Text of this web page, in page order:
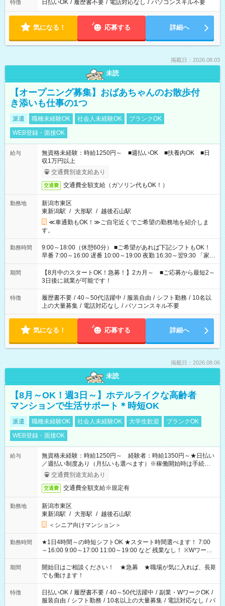
特徴 日払いOK / 履歴書不要 / 電話対応なし / パソコンスキル不要
気になる！ 応募する 詳細へ
掲載日：2026.08.03
未読
【オープニング募集】おばあちゃんのお散歩付
き添いも仕事の1つ
派遣 職種未経験OK 社会人未経験OK
ブランクOK
WEB登録・面接OK
給与
無資格未経験：時給1250円～ ■週払いOK ■扶養内OK ■日
収1万円以上
交通費別途支給あり
交通費 交通費全額支給（ガソリン代もOK！）
勤務地
新潟市東区
東新潟駅 / 大形駅 / 越後石山駅
≪車通勤もOK！≫ご自宅近くでご希望の勤務地を紹介しま
す。
勤務時間
9:00～18:00（休憩60分） ■ご希望があれば下記シフトもOK！
早番 7:00～16:00 遅番 10:00～19:00 夜勤 16:30～翌9:30 「家族
と休みを合わせたい」 「余裕を持って夕飯の準備がしたい」
「できれば残業はしたくない」 など、ご希望を教えてください
ね。 ※Wワーク希望の方へ 今ご覧のお仕事で希望する勤務時間
と、もう1つのお仕事の勤務時間。 合計で週40時間を超える場
合は応募できません。
期間
【8月中のスタートOK！急募！】2カ月～ ■ご応募から最短2～
3日後に就業が可能です！
特徴 履歴書不要 / 40～50代活躍中 / 服装自由 / シフト勤務 / 10名以
上の大量募集 / 電話対応なし / パソコンスキル不要
気になる！ 応募する 詳細へ
掲載日：2026.08.06
未読
【8月～OK！週3日～】ホテルライクな高齢者
マンションで生活サポート＊時短OK
派遣 職種未経験OK 社会人未経験OK 大学生歓迎
ブランクOK
WEB登録・面接OK
給与
無資格未経験：時給1250円～ 経験者：時給1350円～★日払い
／週払い制度あり（月払いも選べます）※稼働開始時は手続き完
了次第のお支払いとなります。
交通費別途支給あり
交通費 交通費全額支給※規定有
勤務地
新潟市東区
東新潟駅 / 大形駅 / 越後石山駅
＜シニア向けマンション＞
勤務時間
★1日4時間～の時短シフトOK ★スタート時間選べます！ 7:00
～16:00 9:00～17:00 11:00～19:00 など 残業なし！ ※Wワーク
の場合、他のお仕事と合わせ週40時間超の就業はご案内できま
せん ※法令に基づき、週20時間以上勤務は社会保険への加入対
象となります ※労働者派遣法（日雇い派遣の原則禁止）によ
り、短時間・短期間の就業はご案内が難しい場合があります
期間
開始日はご相談ください！ ★急募 ★職場が気に入れば、長期
でも働けます！
特徴 日払いOK / 履歴書不要 / 40～50代活躍中 / 副業・WワークOK /
服装自由 / シフト勤務 / 10名以上の大量募集 / 電話対応なし / パ